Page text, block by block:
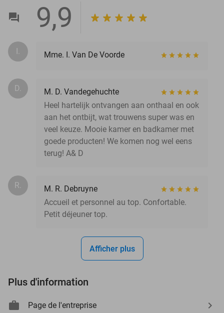
9,9
I. Mme. I. Van De Voorde
D.
M. D. Vandegehuchte
Heel hartelijk ontvangen aan onthaal en ook
aan het ontbijt, wat trouwens super was en
veel keuze. Mooie kamer en badkamer met
goede producten! We komen nog wel eens
terug! A& D
R.
M. R. Debruyne
Accueil et personnel au top. Confortable.
Petit déjeuner top.
Afficher plus
Plus d'information
Page de l'entreprise